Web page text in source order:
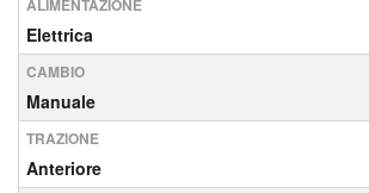
ALIMENTAZIONE
Elettrica
CAMBIO
Manuale
TRAZIONE
Anteriore